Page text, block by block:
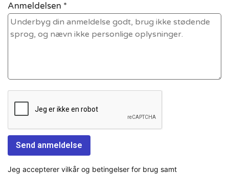
Anmeldelsen *
Jeg accepterer vilkår og betingelser for brug samt